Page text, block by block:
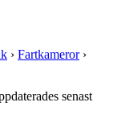
› Fartkameror ›
senast